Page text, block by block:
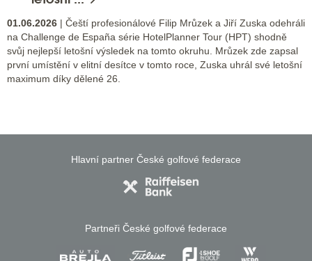
01.06.2026 | Čeští profesionálové Filip Mrůzek a Jiří Zuska odehráli
na Challenge de España série HotelPlanner Tour (HPT) shodně
svůj nejlepší letošní výsledek na tomto okruhu. Mrůzek zde zapsal
první umístění v elitní desítce v tomto roce, Zuska uhrál své letošní
maximum díky dělené 26.
Hlavní partner České golfové federace
Partneři České golfové federace